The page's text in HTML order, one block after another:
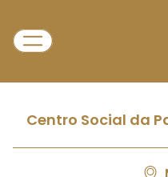
Centro Social da